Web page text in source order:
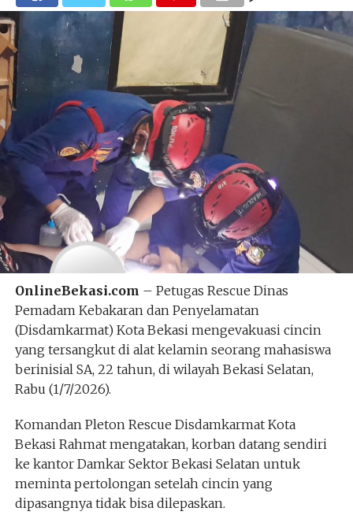
OnlineBekasi.com – Petugas Rescue Dinas
Pemadam Kebakaran dan Penyelamatan
(Disdamkarmat) Kota Bekasi mengevakuasi cincin
yang tersangkut di alat kelamin seorang mahasiswa
berinisial SA, 22 tahun, di wilayah Bekasi Selatan,
Rabu (1/7/2026).
Komandan Pleton Rescue Disdamkarmat Kota
Bekasi Rahmat mengatakan, korban datang sendiri
ke kantor Damkar Sektor Bekasi Selatan untuk
meminta pertolongan setelah cincin yang
dipasangnya tidak bisa dilepaskan.